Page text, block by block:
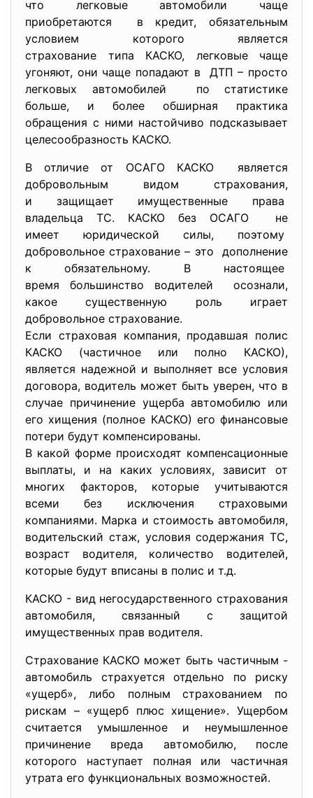
что легковые автомобили чаще
приобретаются в кредит, обязательным
условием которого является
страхование типа КАСКО, легковые чаще
угоняют, они чаще попадают в ДТП – просто
легковых автомобилей по статистике
больше, и более обширная практика
обращения с ними настойчиво подсказывает
целесообразность КАСКО.
В отличие от ОСАГО КАСКО является
добровольным видом страхования,
и защищает имущественные права
владельца ТС. КАСКО без ОСАГО не
имеет юридической силы, поэтому
добровольное страхование – это дополнение
к обязательному. В настоящее
время большинство водителей осознали,
какое существенную роль играет
добровольное страхование.
Если страховая компания, продавшая полис
КАСКО (частичное или полно КАСКО),
является надежной и выполняет все условия
договора, водитель может быть уверен, что в
случае причинение ущерба автомобилю или
его хищения (полное КАСКО) его финансовые
потери будут компенсированы.
В какой форме происходят компенсационные
выплаты, и на каких условиях, зависит от
многих факторов, которые учитываются
всеми без исключения страховыми
компаниями. Марка и стоимость автомобиля,
водительский стаж, условия содержания ТС,
возраст водителя, количество водителей,
которые будут вписаны в полис и т.д.
КАСКО - вид негосударственного страхования
автомобиля, связанный с защитой
имущественных прав водителя.
Страхование КАСКО может быть частичным -
автомобиль страхуется отдельно по риску
«ущерб», либо полным страхованием по
рискам – «ущерб плюс хищение». Ущербом
считается умышленное и неумышленное
причинение вреда автомобилю, после
которого наступает полная или частичная
утрата его функциональных возможностей.